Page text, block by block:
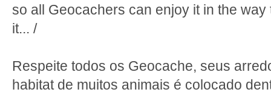
so all Geocachers can enjoy it in the
it... /
Respeite todos os Geocache, seus
habitat de muitos animais é colocado